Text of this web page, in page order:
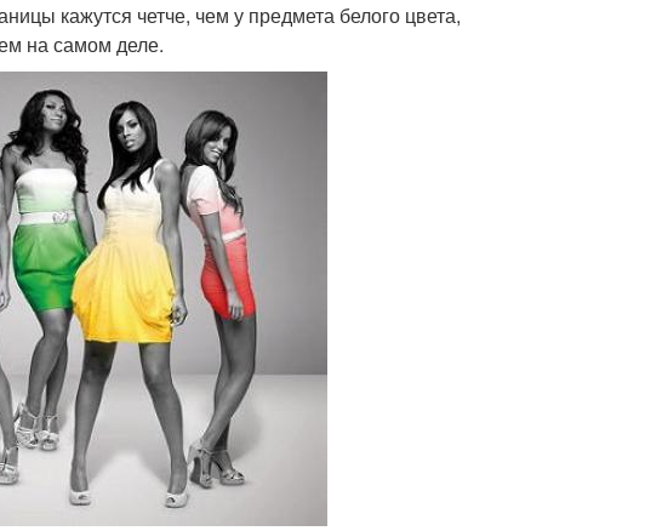
кажутся четче, чем у предмета белого цвета,
на самом деле.